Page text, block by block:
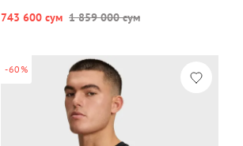
743 600 сум 1 859 000 сум
-60%